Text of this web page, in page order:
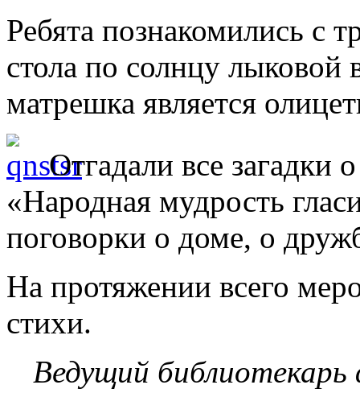
Ребята познакомились с
стола по солнцу лыковой
матрешка является
Отгадали все загадки
«Народная мудрость
поговорки о доме, о
На протяжении всего
стихи.
Ведущий